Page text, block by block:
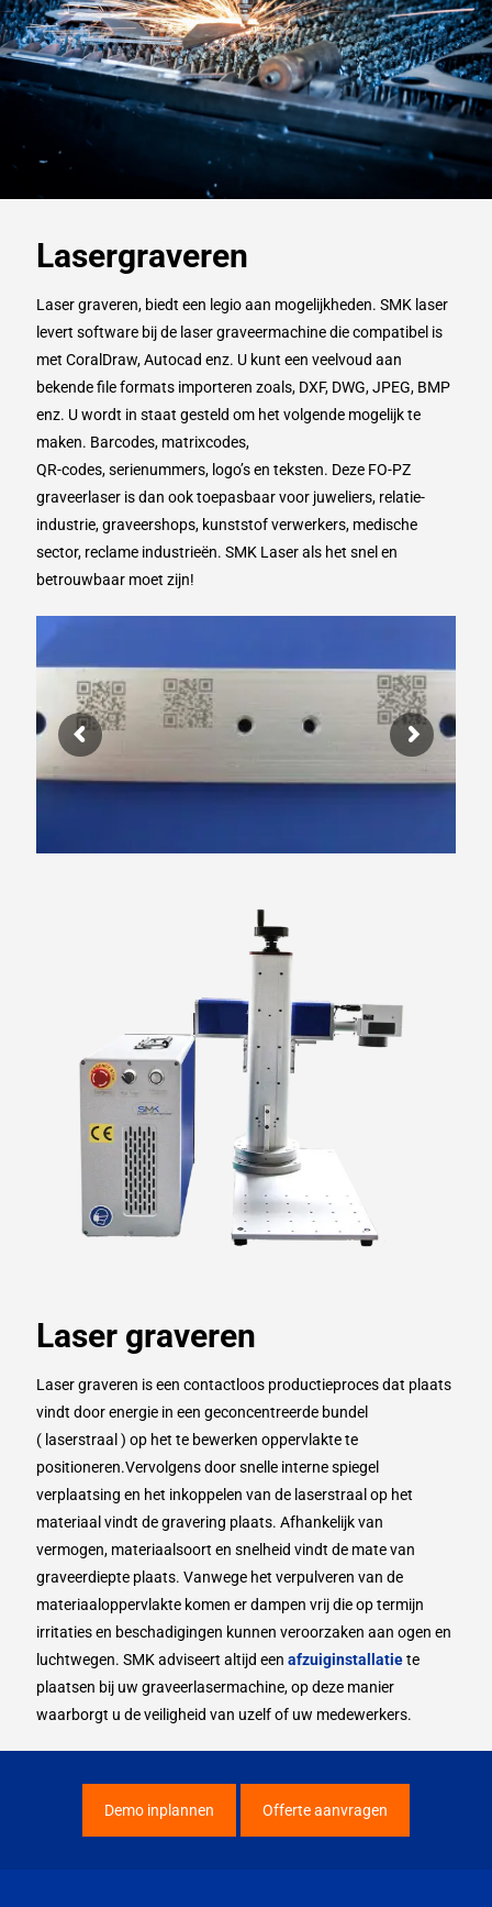
Lasergraveren
Laser graveren, biedt een legio aan mogelijkheden. SMK laser
levert software bij de laser graveermachine die compatibel is
met CoralDraw, Autocad enz. U kunt een veelvoud aan
bekende file formats importeren zoals, DXF, DWG, JPEG, BMP
enz. U wordt in staat gesteld om het volgende mogelijk te
maken. Barcodes, matrixcodes,
QR-codes, serienummers, logo’s en teksten. Deze FO-PZ
graveerlaser is dan ook toepasbaar voor juweliers, relatie-
industrie, graveershops, kunststof verwerkers, medische
sector, reclame industrieën. SMK Laser als het snel en
betrouwbaar moet zijn!
Laser graveren
Laser graveren is een contactloos productieproces dat plaats
vindt door energie in een geconcentreerde bundel
( laserstraal ) op het te bewerken oppervlakte te
positioneren.Vervolgens door snelle interne spiegel
verplaatsing en het inkoppelen van de laserstraal op het
materiaal vindt de gravering plaats. Afhankelijk van
vermogen, materiaalsoort en snelheid vindt de mate van
graveerdiepte plaats. Vanwege het verpulveren van de
materiaaloppervlakte komen er dampen vrij die op termijn
irritaties en beschadigingen kunnen veroorzaken aan ogen en
luchtwegen. SMK adviseert altijd een afzuiginstallatiete
plaatsen bij uw graveerlasermachine, op deze manier
waarborgt u de veiligheid van uzelf of uw medewerkers.
Demo inplannen Offerte aanvragen